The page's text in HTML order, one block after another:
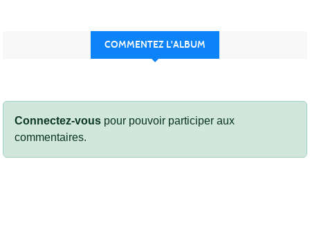
COMMENTEZ L'ALBUM
Connectez-vous pour pouvoir participer aux
commentaires.